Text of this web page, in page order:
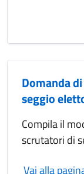
Domanda
seggio
Compila il
scrutatori di
Vai alla